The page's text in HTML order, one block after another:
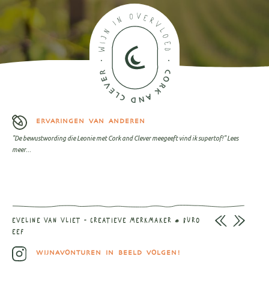
ERVARINGEN VAN ANDEREN
"De bewustwording die Leonie met Cork and Clever meegeeft vind ik supertof!"Lees
meer...
EVELINE VAN VLIET - CREATIEVE MERKMAKER @ BURO
EEF
WIJNAVONTUREN IN BEELD VOLGEN!